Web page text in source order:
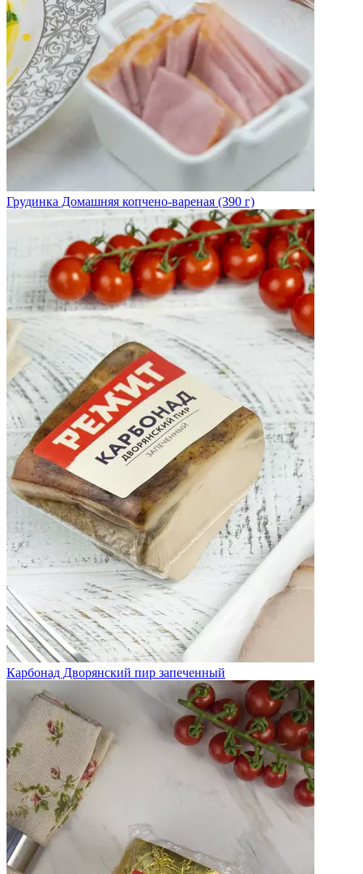
Грудинка Домашняя копчено-вареная (390 г)
Карбонад Дворянский пир запеченный